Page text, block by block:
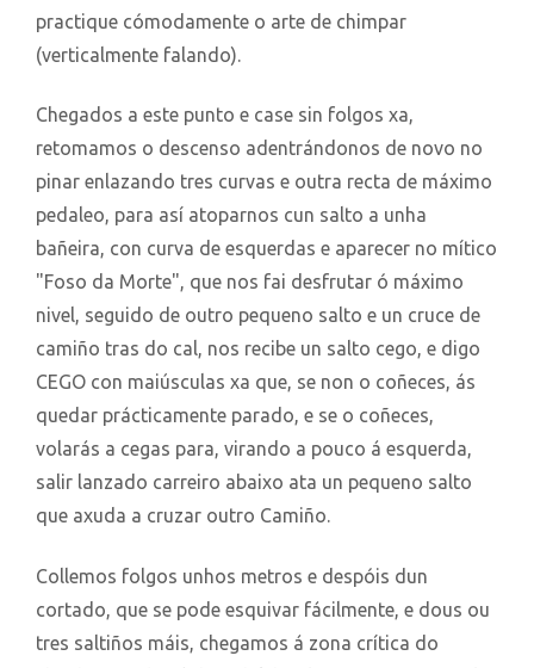
practique cómodamente o arte de chimpar
(verticalmente falando).
Chegados a este punto e case sin folgos xa,
retomamos o descenso adentrándonos de novo no
pinar enlazando tres curvas e outra recta de máximo
pedaleo, para así atoparnos cun salto a unha
bañeira, con curva de esquerdas e aparecer no mítico
"Foso da Morte", que nos fai desfrutar ó máximo
nivel, seguido de outro pequeno salto e un cruce de
camiño tras do cal, nos recibe un salto cego, e digo
CEGO con maiúsculas xa que, se non o coñeces, ás
quedar prácticamente parado, e se o coñeces,
volarás a cegas para, virando a pouco á esquerda,
salir lanzado carreiro abaixo ata un pequeno salto
que axuda a cruzar outro Camiño.
Collemos folgos unhos metros e despóis dun
cortado, que se pode esquivar fácilmente, e dous ou
tres saltiños máis, chegamos á zona crítica do